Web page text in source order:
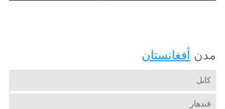
مدن أفغانستان
كابل
قندهار